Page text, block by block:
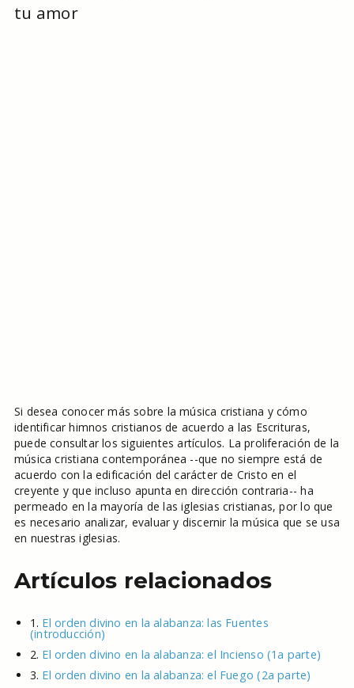
tu amor
Si desea conocer más sobre la música cristiana y cómo
identificar himnos cristianos de acuerdo a las Escrituras,
puede consultar los siguientes artículos. La proliferación de la
música cristiana contemporánea --que no siempre está de
acuerdo con la edificación del carácter de Cristo en el
creyente y que incluso apunta en dirección contraria-- ha
permeado en la mayoría de las iglesias cristianas, por lo que
es necesario analizar, evaluar y discernir la música que se usa
en nuestras iglesias.
Artículos relacionados
1. El orden divino en la alabanza: las Fuentes
(introducción)
2. El orden divino en la alabanza: el Incienso (1a parte)
3. El orden divino en la alabanza: el Fuego (2a parte)